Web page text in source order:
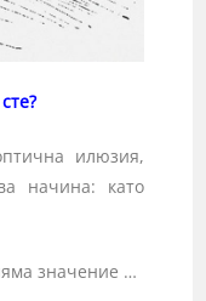
илюзия,
начина: като
значение …